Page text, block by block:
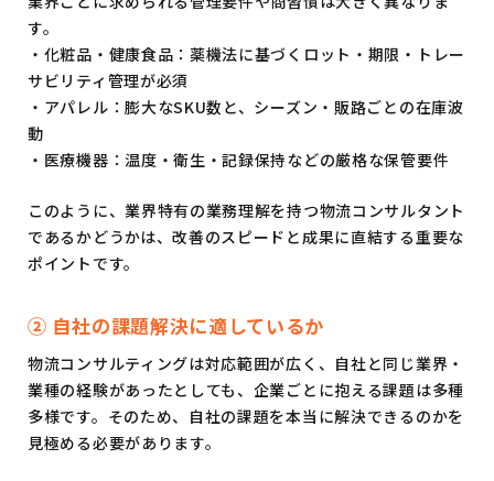
す。
・化粧品・健康食品：薬機法に基づくロット・期限・トレー
サビリティ管理が必須
・アパレル：膨大なSKU数と、シーズン・販路ごとの在庫波
動
・医療機器：温度・衛生・記録保持などの厳格な保管要件
このように、業界特有の業務理解を持つ物流コンサルタント
であるかどうかは、改善のスピードと成果に直結する重要な
ポイントです。
② 自社の課題解決に適しているか
物流コンサルティングは対応範囲が広く、自社と同じ業界・
業種の経験があったとしても、企業ごとに抱える課題は多種
多様です。そのため、自社の課題を本当に解決できるのかを
見極める必要があります。